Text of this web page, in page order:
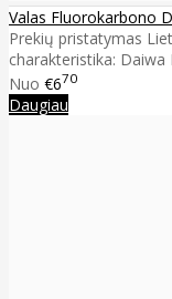
Valas Fluorokarbono
Prekių pristatymas
charakteristika: Daiwa
Nuo €670
Daugiau